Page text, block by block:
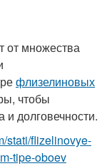
от множества
флизелиновых
чтобы
и долговечности.
stati/flizelinovye-
tipe-oboev